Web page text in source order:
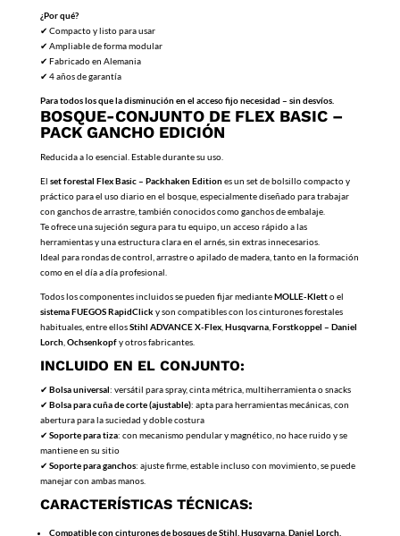
¿Por qué?
✔ Compacto y listo para usar
✔ Ampliable de forma modular
✔ Fabricado en Alemania
✔ 4 años de garantía
Para todos los que la disminución en el acceso fijo necesidad – sin desvíos.
BOSQUE-CONJUNTO DE FLEX BASIC –
PACK GANCHO EDICIÓN
Reducida a lo esencial. Estable durante su uso.
El set forestal Flex Basic – Packhaken Editiones un set de bolsillo compacto y
práctico para el uso diario en el bosque, especialmente diseñado para trabajar
con ganchos de arrastre, también conocidos como ganchos de embalaje.
Te ofrece una sujeción segura para tu equipo, un acceso rápido a las
herramientas y una estructura clara en el arnés, sin extras innecesarios.
Ideal para rondas de control, arrastre o apilado de madera, tanto en la formación
como en el día a día profesional.
Todos los componentes incluidos se pueden fijar medianteMOLLE-Kletto el
sistema FUEGOS RapidClick y son compatibles con los cinturones forestales
habituales, entre ellosStihl ADVANCE X-Flex, Husqvarna, Forstkoppel – Daniel
Lorch, Ochsenkopfy otros fabricantes.
INCLUIDO EN EL CONJUNTO:
✔ Bolsa universal: versátil para spray, cinta métrica, multiherramienta o snacks
✔ Bolsa para cuña de corte (ajustable): apta para herramientas mecánicas, con
abertura para la suciedad y doble costura
✔ Soporte para tiza: con mecanismo pendular y magnético, no hace ruido y se
mantiene en su sitio
✔ Soporte para ganchos: ajuste firme, estable incluso con movimiento, se puede
manejar con ambas manos.
CARACTERÍSTICAS TÉCNICAS:
Compatible con cinturones de bosques de Stihl, Husqvarna, Daniel Lorch,